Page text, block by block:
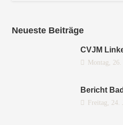
Neueste Beiträge
CVJM
Montag,
Bericht
Freitag, 24.